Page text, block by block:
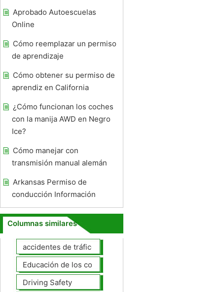
Aprobado Autoescuelas
Online
Cómo reemplazar un permiso
de aprendizaje
Cómo obtener su permiso de
aprendiz en California
¿Cómo funcionan los coches
con la manija AWD en Negro
Ice?
Cómo manejar con
transmisión manual alemán
Arkansas Permiso de
conducción Información
Columnas similares
accidentes de tráfico
Educación de los conductores
Driving Safety